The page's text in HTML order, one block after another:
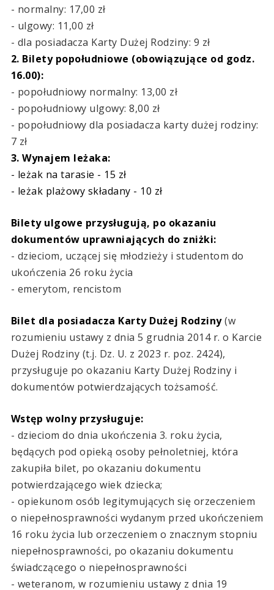
- normalny: 17,00 zł
- ulgowy: 11,00 zł
- dla posiadacza Karty Dużej Rodziny: 9 zł
2. Bilety popołudniowe (obowiązujące od godz.
16.00):
- popołudniowy normalny: 13,00 zł
- popołudniowy ulgowy: 8,00 zł
- popołudniowy dla posiadacza karty dużej rodziny:
7 zł
3. Wynajem leżaka:
- leżak na tarasie - 15 zł
- leżak plażowy składany - 10 zł
Bilety ulgowe przysługują, po okazaniu
dokumentów uprawniających do zniżki:
- dzieciom, uczącej się młodzieży i studentom do
ukończenia 26 roku życia
- emerytom, rencistom
Bilet dla posiadacza Karty Dużej Rodziny(w
rozumieniu ustawy z dnia 5 grudnia 2014 r. o Karcie
Dużej Rodziny (t.j. Dz. U. z 2023 r. poz. 2424),
przysługuje po okazaniu Karty Dużej Rodziny i
dokumentów potwierdzających tożsamość.
Wstęp wolny przysługuje:
- dzieciom do dnia ukończenia 3. roku życia,
będących pod opieką osoby pełnoletniej, która
zakupiła bilet, po okazaniu dokumentu
potwierdzającego wiek dziecka;
- opiekunom osób legitymujących się orzeczeniem
o niepełnosprawności wydanym przed ukończeniem
16 roku życia lub orzeczeniem o znacznym stopniu
niepełnosprawności, po okazaniu dokumentu
świadczącego o niepełnosprawności
- weteranom, w rozumieniu ustawy z dnia 19